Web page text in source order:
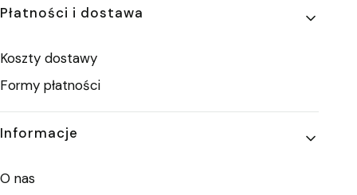
Płatności i dostawa
Koszty dostawy
Formy płatności
Informacje
O nas